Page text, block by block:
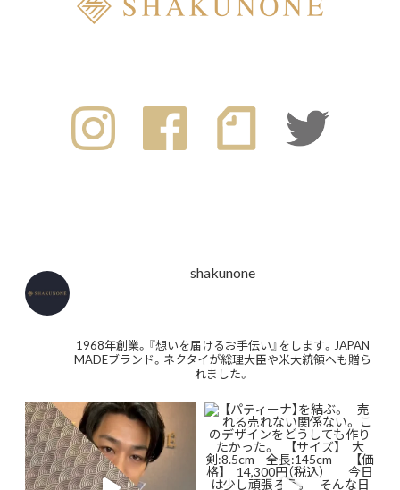
shakunone
1968年創業。『想いを届けるお手伝い』をします。JAPAN
MADEブランド。ネクタイが総理大臣や米大統領へも贈ら
れました。